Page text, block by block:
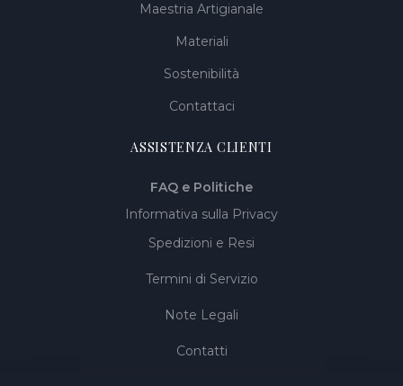
Maestria Artigianale
Materiali
Sostenibilità
Contattaci
ASSISTENZA CLIENTI
FAQ e Politiche
Informativa sulla Privacy
Spedizioni e Resi
Termini di Servizio
Note Legali
Contatti